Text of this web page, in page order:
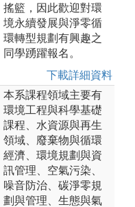
搖籃，因此歡迎對環
境永續發展與淨零循
環轉型規劃有興趣之
同學踴躍報名。
下載詳細資料
本系課程領域主要有
環境工程與科學基礎
課程、水資源與再生
領域、廢棄物與循環
經濟、環境規劃與資
訊管理、空氣污染、
噪音防治、碳淨零規
劃與管理、生態與氣